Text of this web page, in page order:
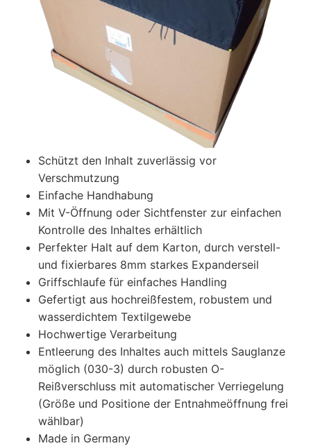
Schützt den Inhalt zuverlässig vor
Verschmutzung
Einfache Handhabung
Mit V-Öffnung oder Sichtfenster zur einfachen
Kontrolle des Inhaltes erhältlich
Perfekter Halt auf dem Karton, durch verstell-
und fixierbares 8mm starkes Expanderseil
Griffschlaufe für einfaches Handling
Gefertigt aus hochreißfestem, robustem und
wasserdichtem Textilgewebe
Hochwertige Verarbeitung
Entleerung des Inhaltes auch mittels Sauglanze
möglich (030-3) durch robusten O-
Reißverschluss mit automatischer Verriegelung
(Größe und Positione der Entnahmeöffnung frei
wählbar)
Made in Germany